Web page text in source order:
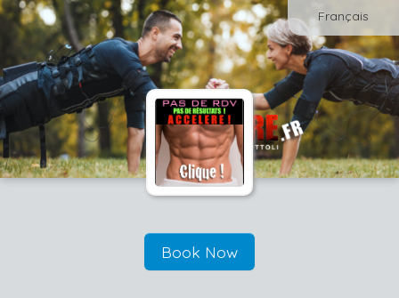
Français
Book Now